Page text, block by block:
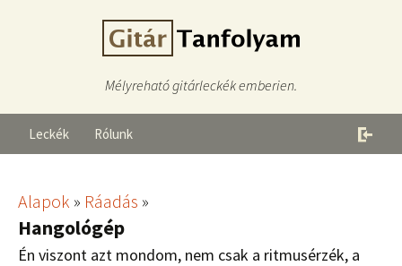
Mélyreható gitárleckék emberien.
Leckék Rólunk
Alapok » Ráadás »
Hangológép
Én viszont azt mondom, nem csak a ritmusérzék, a